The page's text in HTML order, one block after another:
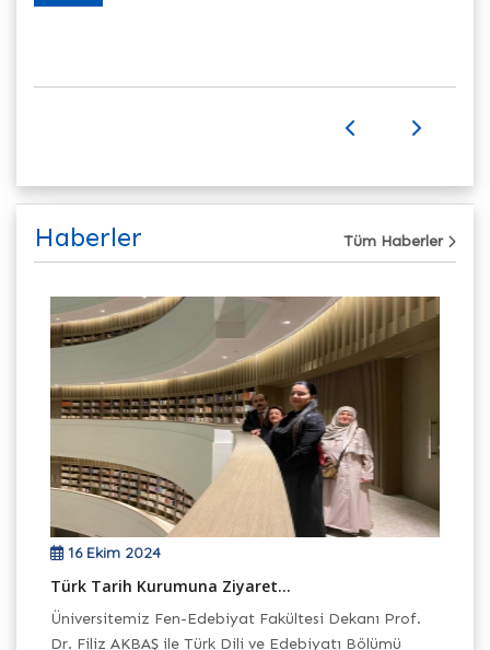
Haberler Tüm Haberler
16 Ekim 2024
Türk Tarih Kurumuna Ziyaret...
Üniversitemiz Fen-Edebiyat Fakültesi Dekanı Prof.
Dr. Filiz AKBAŞ ile Türk Dili ve Edebiyatı Bölümü